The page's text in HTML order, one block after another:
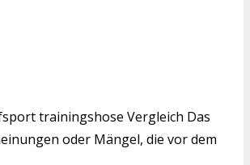
trainingshose Vergleich Das
oder Mängel, die vor dem